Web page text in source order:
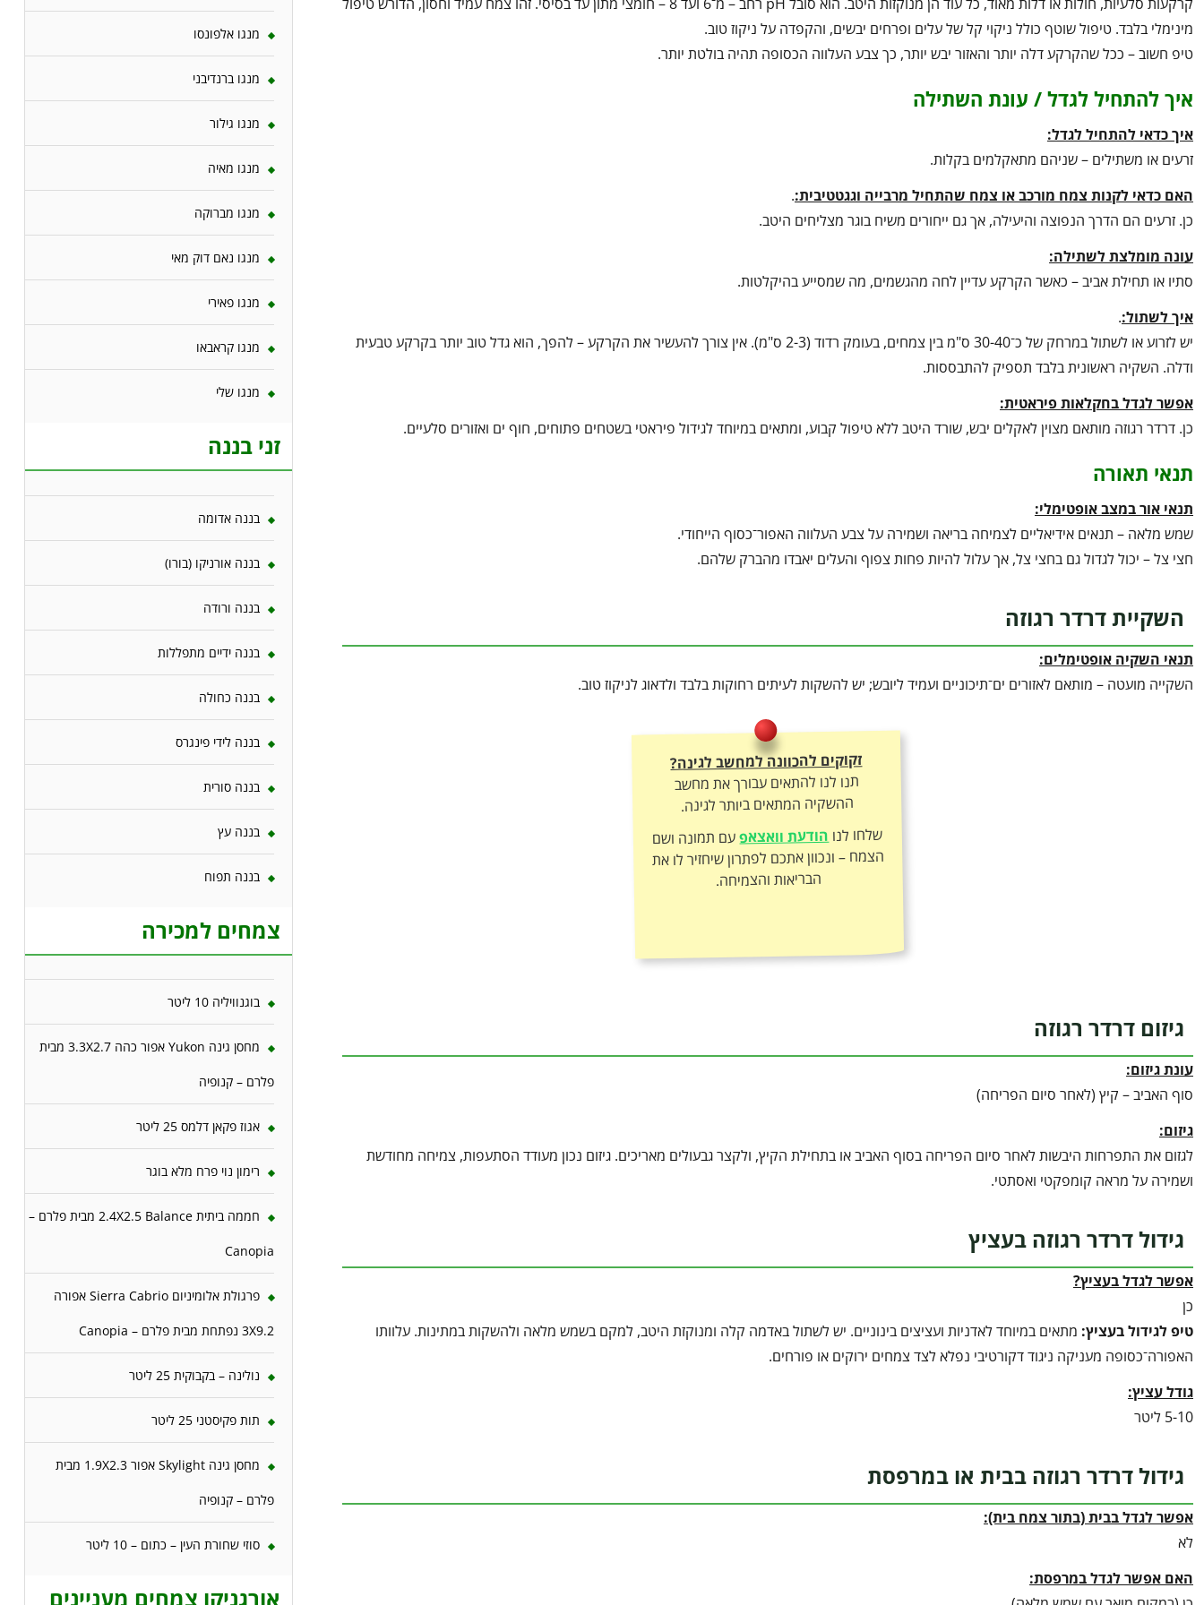
מינימלי בלבד. טיפול שוטף כולל ניקוי קל של עלים ופרחים יבשים, והקפדה על ניקוז טוב.
טיפ חשוב – ככל שהקרקע דלה יותר והאזור יבש יותר, כך צבע העלווה הכסופה תהיה בולטת יותר.
איך להתחיל לגדל / עונת השתילה
איך כדאי להתחיל לגדל:
זרעים או משתילים – שניהם מתאקלמים בקלות.
האם כדאי לקנות צמח מורכב או צמח שהתחיל מרבייה וגגטטיבית:.
כן. זרעים הם הדרך הנפוצה והיעילה, אך גם ייחורים משיח בוגר מצליחים היטב.
עונה מומלצת לשתילה:
סתיו או תחילת אביב – כאשר הקרקע עדיין לחה מהגשמים, מה שמסייע בהיקלטות.
איך לשתול:.
יש לזרוע או לשתול במרחק של כ־30-40 ס"מ בין צמחים, בעומק רדוד (2-3 ס"מ). אין צורך להעשיר את הקרקע – להפך, הוא גדל טוב יותר בקרקע טבעית
ודלה. השקיה ראשונית בלבד תספיק להתבססות.
אפשר לגדל בחקלאות פיראטית:
כן. דרדר רגוזה מותאם מצוין לאקלים יבש, שורד היטב ללא טיפול קבוע, ומתאים במיוחד לגידול פיראטי בשטחים פתוחים, חוף ים ואזורים סלעיים.
תנאי תאורה
תנאי אור במצב אופטימלי:
שמש מלאה – תנאים אידיאליים לצמיחה בריאה ושמירה על צבע העלווה האפור־כסוף הייחודי.
חצי צל – יכול לגדול גם בחצי צל, אך עלול להיות פחות צפוף והעלים יאבדו מהברק שלהם.
השקיית דרדר רגוזה
תנאי השקיה אופטימלים:
השקייה מועטה – מותאם לאזורים ים־תיכוניים ועמיד ליובש; יש להשקות לעיתים רחוקות בלבד ולדאוג לניקוז טוב.
זקוקים להכוונה למחשב לגינה?
תנו לנו להתאים עבורך את מחשב
ההשקיה המתאים ביותר לגינה.
שלחו לנו הודעת וואצאפעם תמונה ושם
הצמח – ונכוון אתכם לפתרון שיחזיר לו את
הבריאות והצמיחה.
גיזום דרדר רגוזה
עונת גיזום:
סוף האביב – קיץ (לאחר סיום הפריחה)
גיזום:
לגזום את התפרחות היבשות לאחר סיום הפריחה בסוף האביב או בתחילת הקיץ, ולקצר גבעולים מאריכים. גיזום נכון מעודד הסתעפות, צמיחה מחודשת
ושמירה על מראה קומפקטי ואסתטי.
גידול דרדר רגוזה בעציץ
אפשר לגדל בעציץ?
כן
טיפ לגידול בעציץ: מתאים במיוחד לאדניות ועציצים בינוניים. יש לשתול באדמה קלה ומנוקזת היטב, למקם בשמש מלאה ולהשקות במתינות. עלוותו
האפורה־כסופה מעניקה ניגוד דקורטיבי נפלא לצד צמחים ירוקים או פורחים.
גודל עציץ:
5-10 ליטר
גידול דרדר רגוזה בבית או במרפסת
אפשר לגדל בבית (בתור צמח בית):
לא
האם אפשר לגדל במרפסת:
מנגו אלפונסו
מנגו ברנדיבני
מנגו גילור
מנגו מאיה
מנגו מברוקה
מנגו נאם דוק מאי
מנגו פאירי
מנגו קראבאו
מנגו שלי
זני בננה
בננה אדומה
בננה אורניקו (בורו)
בננה ורודה
בננה ידיים מתפללות
בננה כחולה
בננה לידי פינגרס
בננה סורית
בננה עץ
בננה תפוח
צמחים למכירה
בוגנוויליה 10 ליטר
מחסן גינה Yukon אפור כהה 3.3X2.7 מבית
פלרם – קנופיה
אגוז פקאן דלמס 25 ליטר
רימון נוי פרח מלא בוגר
חממה ביתית 2.4X2.5 Balance מבית פלרם –
Canopia
פרגולת אלומיניום Sierra Cabrio אפורה
3X9.2 נפתחת מבית פלרם – Canopia
נולינה – בקבוקית 25 ליטר
תות פקיסטני 25 ליטר
מחסן גינה Skylight אפור 1.9X2.3 מבית
פלרם – קנופיה
סוזי שחורת העין – כתום – 10 ליטר
אורגניקו צמחים מעניינים